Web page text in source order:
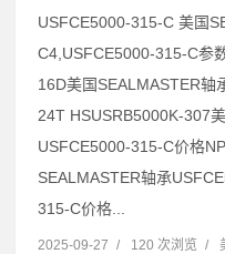
USFCE5000-315-C 美国
C4,USFCE5000-315-C参
16D美国SEALMASTER轴
24T HSUSRB5000K-307
USFCE5000-315-C价格
SEALMASTER轴承
315-C价格...
2025-09-27 / 120 次浏览 /